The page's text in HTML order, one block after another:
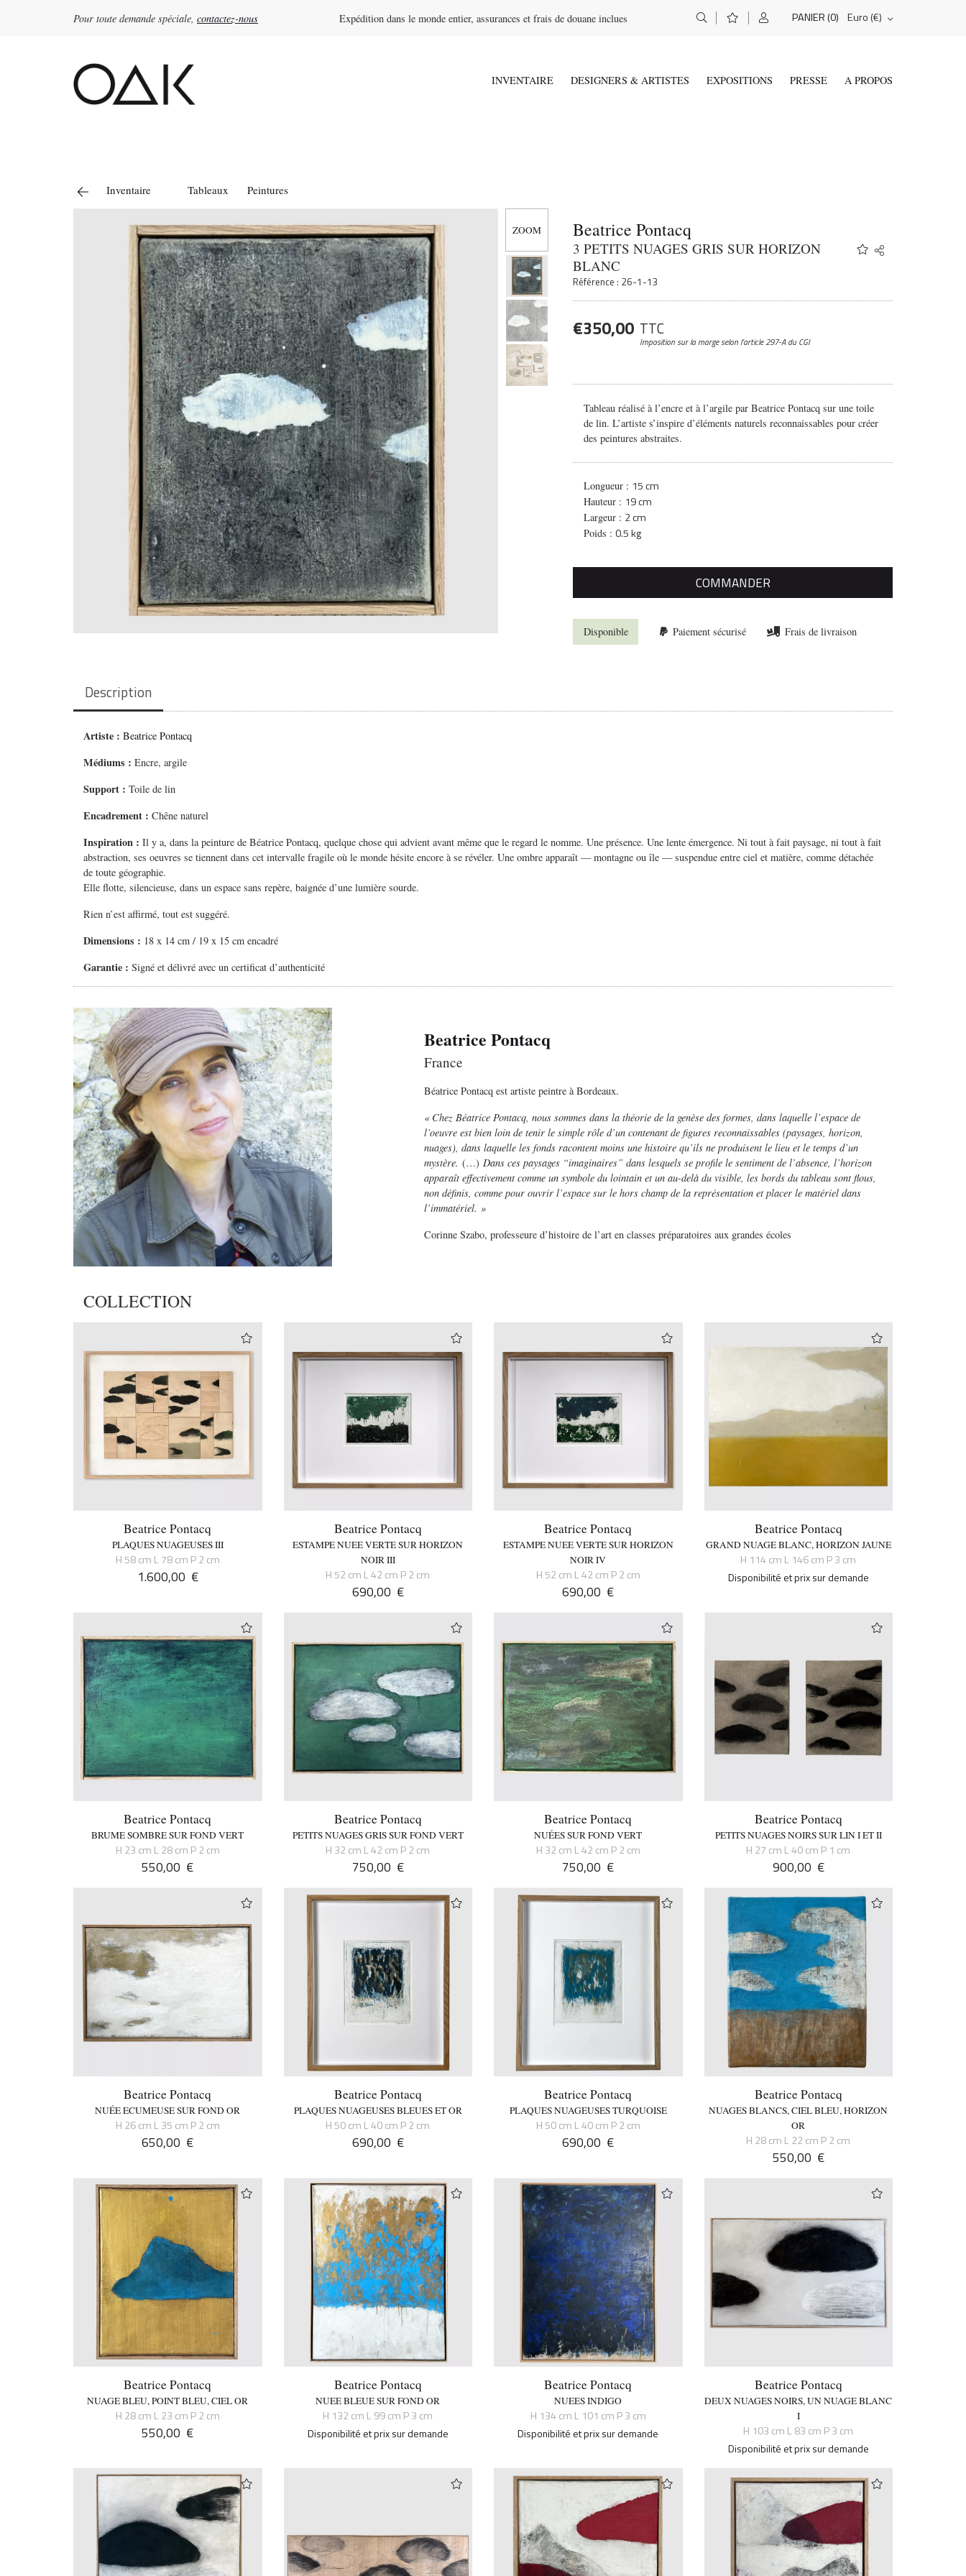
Pour toute demande spéciale, contactez-nous Expédition dans le monde entier, assurances et frais de douane inclues PANIER(0) Euro (€)
Rechercher :
INVENTAIRE DESIGNERS & ARTISTES EXPOSITIONS PRESSE A PROPOS
Inventaire Tableaux Peintures
Beatrice Pontacq
3 PETITS NUAGES GRIS SUR HORIZON
BLANC
Référence : 26-1-13
Share
Twitter
€350,00 TTC
Imposition sur la marge selon l’article 297-A du CGI
Tableau réalisé à l’encre et à l’argile par Beatrice Pontacq sur une toile
de lin. L’artiste s’inspire d’éléments naturels reconnaissables pour créer
des peintures abstraites.
Longueur : 15 cm
Hauteur : 19 cm
Largeur : 2 cm
Poids : 0.5 kg
COMMANDER
Disponible Paiement sécurisé Frais de livraison
Description
Artiste :Beatrice Pontacq
Médiums :Encre, argile
Support : Toile de lin
Encadrement : Chêne naturel
Inspiration :Il y a, dans la peinture de Béatrice Pontacq, quelque chose qui advient avant même que le regard le nomme. Une présence. Une lente émergence. Ni tout à fait paysage, ni tout à fait
abstraction, ses oeuvres se tiennent dans cet intervalle fragile où le monde hésite encore à se révéler. Une ombre apparaît — montagne ou île — suspendue entre ciel et matière, comme détachée
de toute géographie.
Elle flotte, silencieuse, dans un espace sans repère, baignée d’une lumière sourde.
Rien n’est affirmé, tout est suggéré.
Dimensions : 18 x 14 cm / 19 x 15 cm encadré
Garantie : Signé et délivré avec un certificat d’authenticité
Beatrice Pontacq
France
Béatrice Pontacq est artiste peintre à Bordeaux.
« Chez Béatrice Pontacq, nous sommes dans la théorie de la genèse des formes, dans laquelle l’espace de
l’oeuvre est bien loin de tenir le simple rôle d’un contenant de figures reconnaissables (paysages, horizon,
nuages), dans laquelle les fonds racontent moins une histoire qu’ils ne produisent le lieu et le temps d’un
mystère. (…) Dans ces paysages “imaginaires” dans lesquels se profile le sentiment de l’absence, l’horizon
apparaît effectivement comme un symbole du lointain et un au-delà du visible, les bords du tableau sont flous,
non définis, comme pour ouvrir l’espace sur le hors champ de la représentation et placer le matériel dans
l’immatériel. »
Corinne Szabo, professeure d’histoire de l’art en classes préparatoires aux grandes écoles
COLLECTION
Beatrice Pontacq
PLAQUES NUAGEUSES III
H 58 cm L 78 cm P 2 cm
1.600,00 €
Beatrice Pontacq
ESTAMPE NUEE VERTE SUR HORIZON
NOIR III
H 52 cm L 42 cm P 2 cm
690,00 €
Beatrice Pontacq
ESTAMPE NUEE VERTE SUR HORIZON
NOIR IV
H 52 cm L 42 cm P 2 cm
690,00 €
Beatrice Pontacq
GRAND NUAGE BLANC, HORIZON JAUNE
H 114 cm L 146 cm P 3 cm
Disponibilité et prix sur demande
Beatrice Pontacq
BRUME SOMBRE SUR FOND VERT
H 23 cm L 28 cm P 2 cm
550,00 €
Beatrice Pontacq
PETITS NUAGES GRIS SUR FOND VERT
H 32 cm L 42 cm P 2 cm
750,00 €
Beatrice Pontacq
NUÉES SUR FOND VERT
H 32 cm L 42 cm P 2 cm
750,00 €
Beatrice Pontacq
PETITS NUAGES NOIRS SUR LIN I ET II
H 27 cm L 40 cm P 1 cm
900,00 €
Beatrice Pontacq
NUÉE ECUMEUSE SUR FOND OR
H 26 cm L 35 cm P 2 cm
650,00 €
Beatrice Pontacq
PLAQUES NUAGEUSES BLEUES ET OR
H 50 cm L 40 cm P 2 cm
690,00 €
Beatrice Pontacq
PLAQUES NUAGEUSES TURQUOISE
H 50 cm L 40 cm P 2 cm
690,00 €
Beatrice Pontacq
NUAGES BLANCS, CIEL BLEU, HORIZON
OR
H 28 cm L 22 cm P 2 cm
550,00 €
Beatrice Pontacq
NUAGE BLEU, POINT BLEU, CIEL OR
H 28 cm L 23 cm P 2 cm
550,00 €
Beatrice Pontacq
NUEE BLEUE SUR FOND OR
H 132 cm L 99 cm P 3 cm
Disponibilité et prix sur demande
Beatrice Pontacq
NUEES INDIGO
H 134 cm L 101 cm P 3 cm
Disponibilité et prix sur demande
Beatrice Pontacq
DEUX NUAGES NOIRS, UN NUAGE BLANC
I
H 103 cm L 83 cm P 3 cm
Disponibilité et prix sur demande